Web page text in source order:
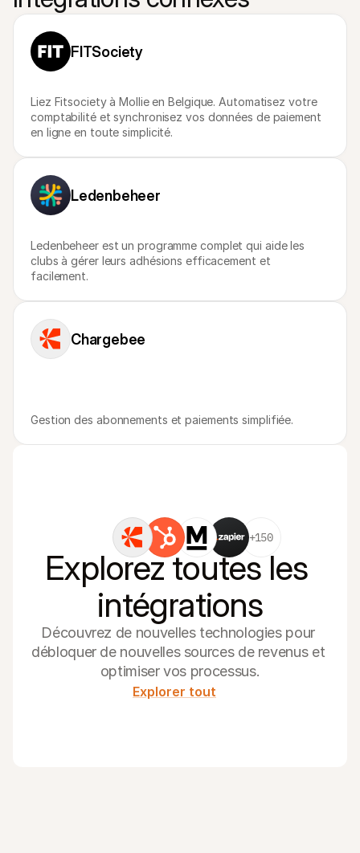
FITSociety
Liez Fitsociety à Mollie en Belgique. Automatisez votre
comptabilité et synchronisez vos données de paiement
en ligne en toute simplicité.
Ledenbeheer
Ledenbeheer est un programme complet qui aide les
clubs à gérer leurs adhésions efficacement et
facilement.
Chargebee
Gestion des abonnements et paiements simplifiée.
+150
Explorez toutes les
intégrations
Découvrez de nouvelles technologies pour
débloquer de nouvelles sources de revenus et
optimiser vos processus.
Explorer tout
Contact
Pour les consommateurs
Découvrez pourquoi Mollie figure sur votre relevé bancaire
Pour les clients Mollie
Contactez notre équipe support
Pour obtenir un devis